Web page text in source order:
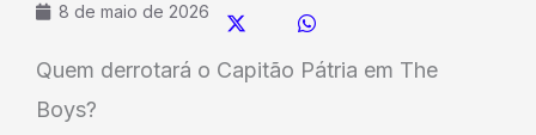
8 de maio de 2026
Quem derrotará o Capitão Pátria em The
Boys?